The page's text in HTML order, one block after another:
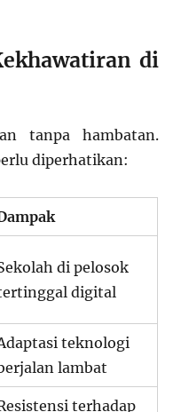
di
tanpa hambatan.
diperhatikan:
di pelosok
digital
teknologi
lambat
terhadap